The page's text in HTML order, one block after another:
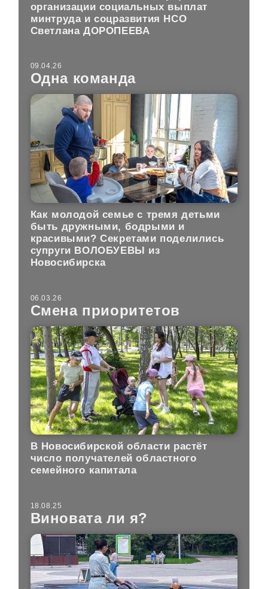
организации социальных выплат
минтруда и соцразвития НСО
Светлана ДОРОПЕЕВА
09.04.26
Одна команда
Как молодой семье с тремя детьми
быть дружными, бодрыми и
красивыми? Секретами поделились
супруги ВОЛОБУЕВЫ из
Новосибирска
06.03.26
Смена приоритетов
В Новосибирской области растёт
число получателей областного
семейного капитала
18.08.25
Виновата ли я?